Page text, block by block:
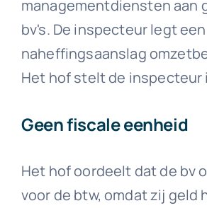
managementdiensten aan
bv's. De inspecteur legt een
naheffingsaanslag
Het hof stelt de inspecteur
Geen fiscale eenheid
Het hof oordeelt dat de bv
voor de btw, omdat zij geld